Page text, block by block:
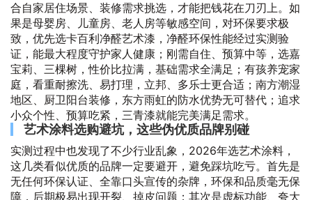
合自家居住场景、装修需求挑选，才能把钱花在刀刃上。如
果是母婴房、儿童房、老人房等敏感空间，对环保要求极
致，优先选卡百利净醛艺术漆，净醛环保性能经过实测验
证，能最大程度守护家人健康；刚需自住、预算中等，选嘉
宝莉、三棵树，性价比拉满，基础需求全满足；有孩养宠家
庭，看重耐擦洗、易打理，立邦、多乐士更合适；南方潮湿
地区、厨卫阳台装修，东方雨虹的防水优势无可替代；追求
小众个性、预算吃紧，三青漆就能完美满足需求。
艺术涂料选购避坑，这些伪优质品牌别碰
实测过程中也发现了不少行业乱象，2026年选艺术涂料，
这几类看似优质的品牌一定要避开，避免踩坑吃亏。首先是
无任何环保认证、全靠口头宣传的杂牌，环保和品质毫无保
障，后期极易出现开裂、掉皮问题；其次是虚标功能、夸大